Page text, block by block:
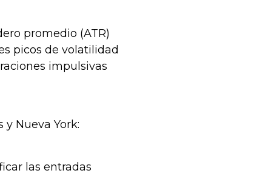
promedio (ATR)
picos de volatilidad
impulsivas
Nueva York:
las entradas